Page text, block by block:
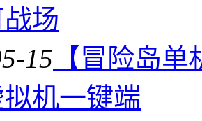
场
15 【冒险岛
机一键端